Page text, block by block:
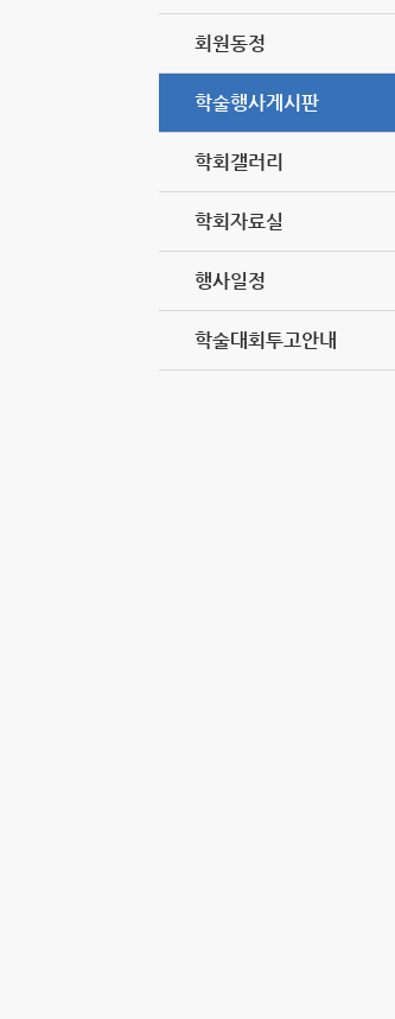
회원동정
학술행사게시판
학회갤러리
학회자료실
행사일정
학술대회투고안내